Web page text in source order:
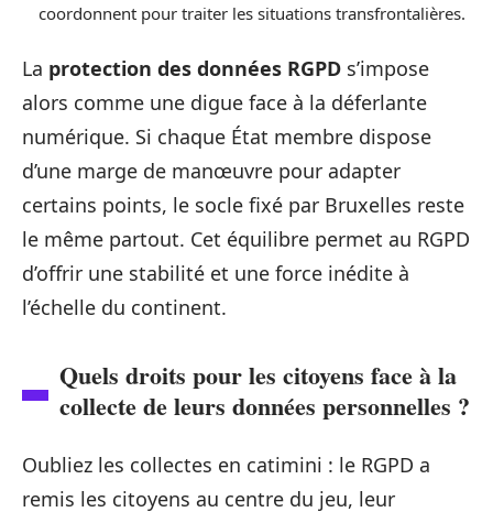
coordonnent pour traiter les situations transfrontalières.
La protection des données RGPD s’impose
alors comme une digue face à la déferlante
numérique. Si chaque État membre dispose
d’une marge de manœuvre pour adapter
certains points, le socle fixé par Bruxelles reste
le même partout. Cet équilibre permet au RGPD
d’offrir une stabilité et une force inédite à
l’échelle du continent.
Quels droits pour les citoyens face à la
collecte de leurs données personnelles ?
Oubliez les collectes en catimini : le RGPD a
remis les citoyens au centre du jeu, leur